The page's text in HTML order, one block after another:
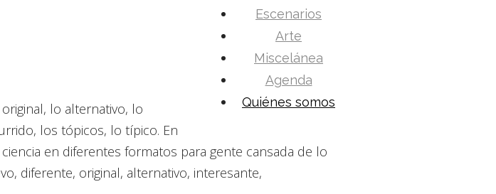
Escenarios
Arte
Miscelánea
Agenda
Quiénes somos
lo alternativo, lo
los tópicos, lo típico. En
en diferentes formatos para gente cansada de lo
diferente, original, alternativo, interesante,